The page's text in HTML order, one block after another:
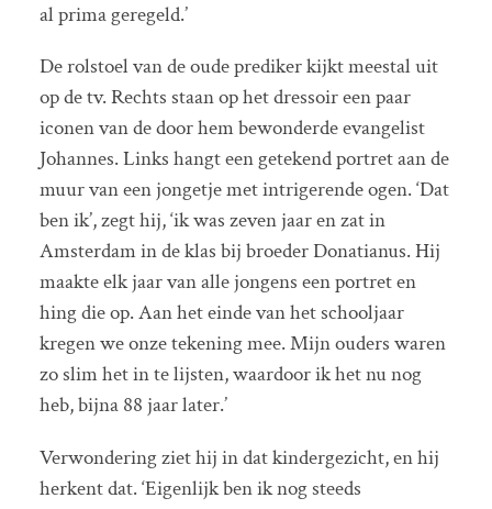
al prima geregeld.’
De rolstoel van de oude prediker kijkt meestal uit
op de tv. Rechts staan op het dressoir een paar
iconen van de door hem bewonderde evangelist
Johannes. Links hangt een getekend portret aan de
muur van een jongetje met intrigerende ogen. ‘Dat
ben ik’, zegt hij, ‘ik was zeven jaar en zat in
Amsterdam in de klas bij broeder Donatianus. Hij
maakte elk jaar van alle jongens een portret en
hing die op. Aan het einde van het schooljaar
kregen we onze tekening mee. Mijn ouders waren
zo slim het in te lijsten, waardoor ik het nu nog
heb, bijna 88 jaar later.’
Verwondering ziet hij in dat kindergezicht, en hij
herkent dat. ‘Eigenlijk ben ik nog steeds